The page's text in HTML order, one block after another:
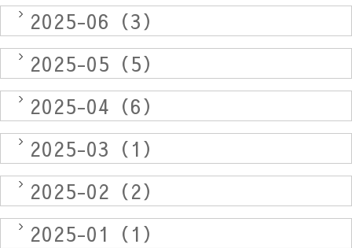
2025-06（3）
2025-05（5）
2025-04（6）
2025-03（1）
2025-02（2）
2025-01（1）